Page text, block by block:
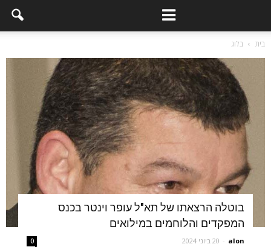
בית בלוג
בוטלה הרצאתו של תא"ל עופר וינטר בכנס
המפקדים והלוחמים במילואים
alon
- 20 ביוני 2024 0